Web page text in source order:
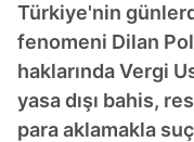
Türkiye'nin
fenomeni Dilan
haklarında Vergi
yasa dışı bahis,
para aklamakla